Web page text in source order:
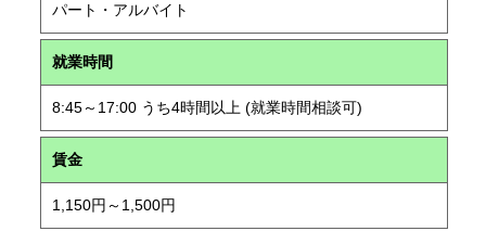
パート・アルバイト
就業時間
8:45～17:00 うち4時間以上 (就業時間相談可)
賃金
1,150円～1,500円